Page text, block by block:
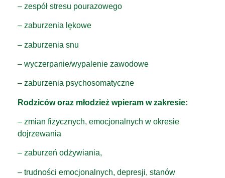
– zespół stresu pourazowego
– zaburzenia lękowe
– zaburzenia snu
– wyczerpanie/wypalenie zawodowe
– zaburzenia psychosomatyczne
Rodziców oraz młodzież wpieram w zakresie:
– zmian fizycznych, emocjonalnych w okresie
dojrzewania
– zaburzeń odżywiania,
– trudności emocjonalnych, depresji, stanów